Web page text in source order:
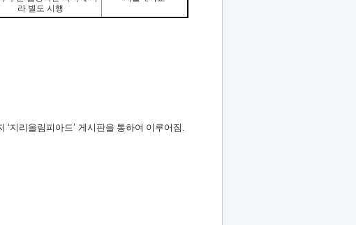
라 별도 시행
‘지리올림피아드’ 게시판을 통하여 이루어짐